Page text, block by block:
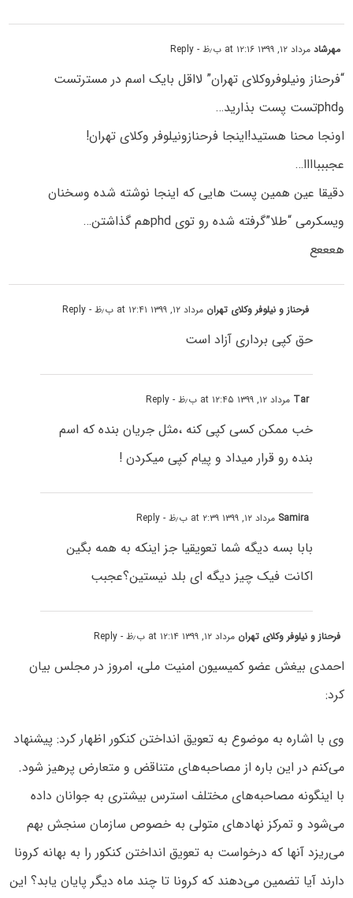
مهرشادمرداد ۱۲, ۱۳۹۹ at ۱۲:۱۶ ب٫ظ - Reply
“فرحناز ونیلوفروکلای تهران” لااقل بایک اسم در مسترتست
وphdتست پست بذارید…
اونجا محنا هستید!اینجا فرحنازونیلوفر وکلای تهران!
عجببباااا…
دقیقا عین همین پست هایی که اینجا نوشته شده وسخنان
ویسکرمی “طلا”گرفته شده رو توی phdهم گذاشتن…
هعععع
فرحناز و نیلوفر وکلای تهران مرداد ۱۲, ۱۳۹۹ at ۱۲:۴۱ ب٫ظ - Reply
حق کپی برداری آزاد است
Tar مرداد ۱۲, ۱۳۹۹ at ۱۲:۴۵ ب٫ظ - Reply
خب ممکن کسی کپی کنه ،مثل جریان بنده که اسم
بنده رو قرار میداد و پیام کپی میکردن !
Samira مرداد ۱۲, ۱۳۹۹ at ۲:۳۹ ب٫ظ - Reply
بابا بسه دیگه شما تعویقیا جز اینکه به همه بگین
اکانت فیک چیز دیگه ای بلد نیستین؟عجبب
فرحناز و نیلوفر وکلای تهران مرداد ۱۲, ۱۳۹۹ at ۱۲:۱۴ ب٫ظ - Reply
احمدی بیغش عضو کمیسیون امنیت ملی، امروز در مجلس بیان
کرد:
وی با اشاره به موضوع به تعویق انداختن کنکور اظهار کرد: پیشنهاد
می‌کنم در این باره از مصاحبه‌های متناقض و متعارض پرهیز شود.
با اینگونه مصاحبه‌های مختلف استرس بیشتری به جوانان داده
می‌شود و تمرکز نهادهای متولی به خصوص سازمان سنجش بهم
می‌ریزد آنها که درخواست به تعویق انداختن کنکور را به بهانه کرونا
دارند آیا تضمین می‌دهند که کرونا تا چند ماه دیگر پایان یابد؟ این